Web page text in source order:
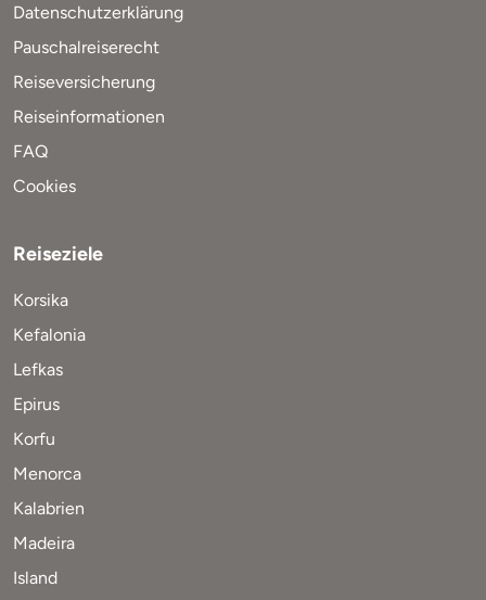
Datenschutzerklärung
Pauschalreiserecht
Reiseversicherung
Reiseinformationen
FAQ
Cookies
Reiseziele
Korsika
Kefalonia
Lefkas
Epirus
Korfu
Menorca
Kalabrien
Madeira
Island